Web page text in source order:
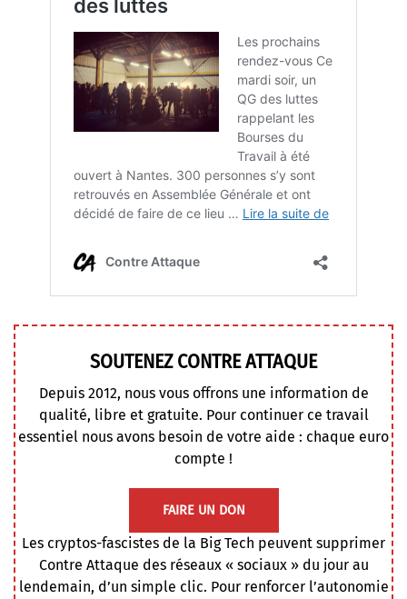
SOUTENEZ CONTRE ATTAQUE
Depuis 2012, nous vous offrons une information de
qualité, libre et gratuite. Pour continuer ce travail
essentiel nous avons besoin de votre aide : chaque euro
compte !
FAIRE UN DON
Les cryptos-fascistes de la Big Tech peuvent supprimer
Contre Attaque des réseaux « sociaux » du jour au
lendemain, d’un simple clic. Pour renforcer l’autonomie